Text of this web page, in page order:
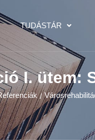
TUDÁSTÁR
I. ütem:
/